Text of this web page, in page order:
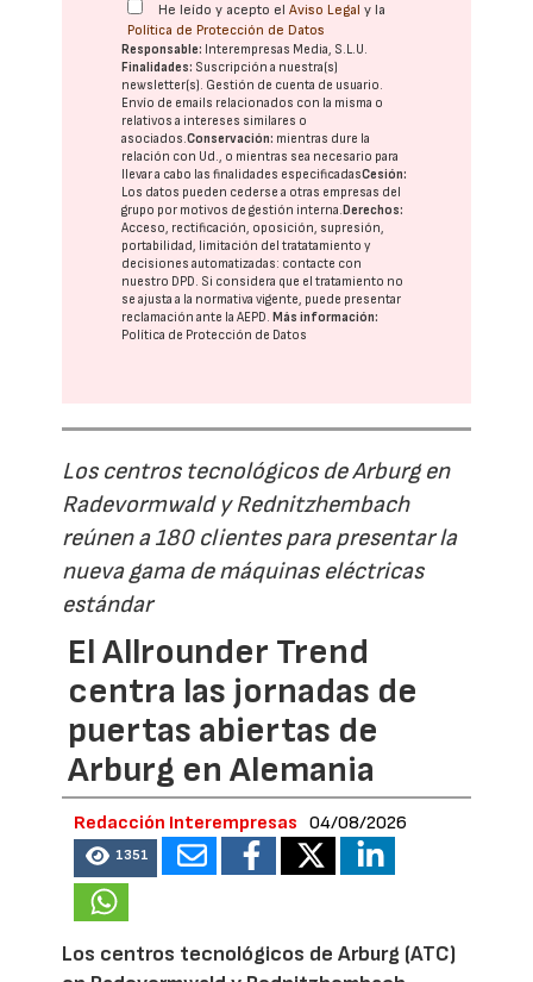
He leído y acepto elAviso Legal y la
Política de Protección de Datos
Responsable: Interempresas Media, S.L.U.
Finalidades: Suscripción a nuestra(s)
newsletter(s). Gestión de cuenta de usuario.
Envío de emails relacionados con la misma o
relativos a intereses similares o
asociados.Conservación: mientras dure la
relación con Ud., o mientras sea necesario para
llevar a cabo las finalidades especificadasCesión:
Los datos pueden cederse a otras empresas del
grupo por motivos de gestión interna. Derechos:
Acceso, rectificación, oposición, supresión,
portabilidad, limitación del tratatamiento y
decisiones automatizadas: contacte con
nuestro DPD. Si considera que el tratamiento no
se ajusta a la normativa vigente, puede presentar
reclamación ante laAEPD. Más información:
Política de Protección de Datos
Los centros tecnológicos de Arburg en
Radevormwald y Rednitzhembach
reúnen a 180 clientes para presentar la
nueva gama de máquinas eléctricas
estándar
El Allrounder Trend
centra las jornadas de
puertas abiertas de
Arburg en Alemania
Redacción Interempresas 04/08/2026
1351
Los centros tecnológicos de Arburg (ATC)